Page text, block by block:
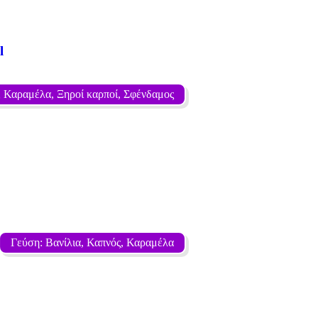
Ξηροί καρποί, Σφένδαμος
Γεύση: Βανίλια, Καπνός, Καραμέλα